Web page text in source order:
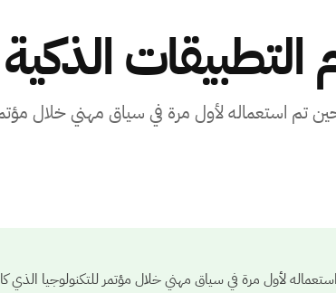
التطبيقات
مصطلح التعليم الرقمي في العام 1999 حين تم استعماله لأول مرة في سياق
الرقمي في العام 1999 حين تم استعماله لأول مرة في سياق مهني خلال مؤتمر